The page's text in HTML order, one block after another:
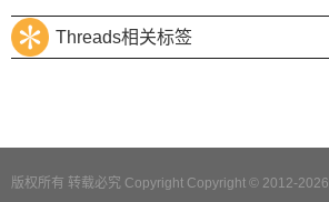
Threads相关标签
版权所有 转载必究 Copyright Copyright © 2012-2026